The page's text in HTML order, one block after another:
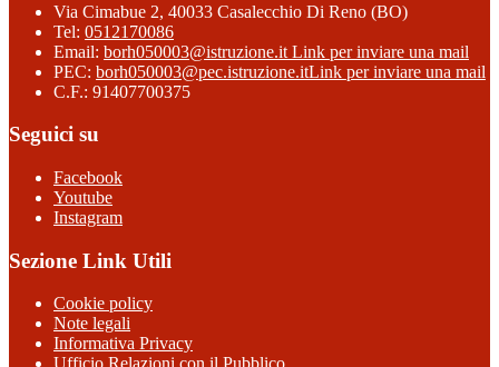
Via Cimabue 2, 40033 Casalecchio Di Reno (BO)
Tel: 0512170086
Email: borh050003@istruzione.it Link per inviare una mail
PEC: borh050003@pec.istruzione.itLink per inviare una mail
C.F.: 91407700375
Seguici su
Facebook
Youtube
Instagram
Sezione Link Utili
Cookie policy
Note legali
Informativa Privacy